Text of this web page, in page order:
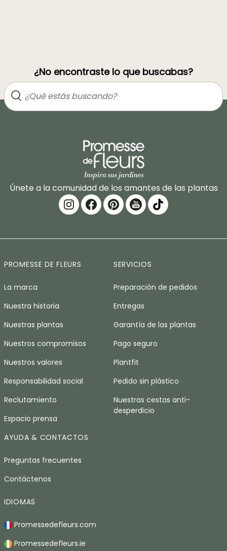
¿No encontraste lo que buscabas?
Únete a la comunidad de los amantes de las plantas
PROMESSE DE FLEURS
La marca
Nuestra historia
Nuestras plantas
Nuestros compromisos
Nuestros valores
Responsabilidad social
Reclutamiento
Espacio prensa
SERVICIOS
Preparación de pedidos
Entregas
Garantía de las plantas
Pago seguro
Plantfit
Pedido sin plástico
Nuestras cestas anti-
desperdicio
AYUDA & CONTACTOS
Preguntas frecuentes
Contáctenos
IDIOMAS
Promessedefleurs.com
Promessedefleurs.ie